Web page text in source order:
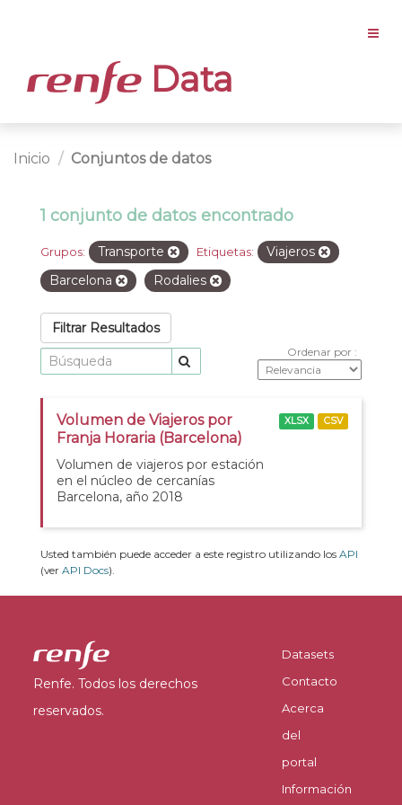
Data
Inicio Conjuntos de datos
1 conjunto de datos encontrado
Grupos: Transporte Etiquetas:
Viajeros
Barcelona
Rodalies
Filtrar Resultados
Ordenar por
Volumen de Viajeros por
Franja Horaria (Barcelona)
Volumen de viajeros por estación
en el núcleo de cercanías
Barcelona, año 2018
XLSX CSV
Usted también puede acceder a este registro utilizando los API
(ver API Docs).
Renfe. Todos los derechos
reservados.
Datasets
Contacto
Acerca
del
portal
Información